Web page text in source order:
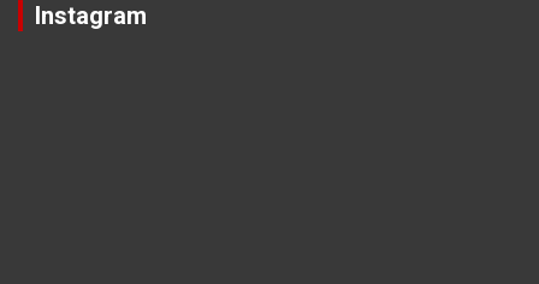
Instagram